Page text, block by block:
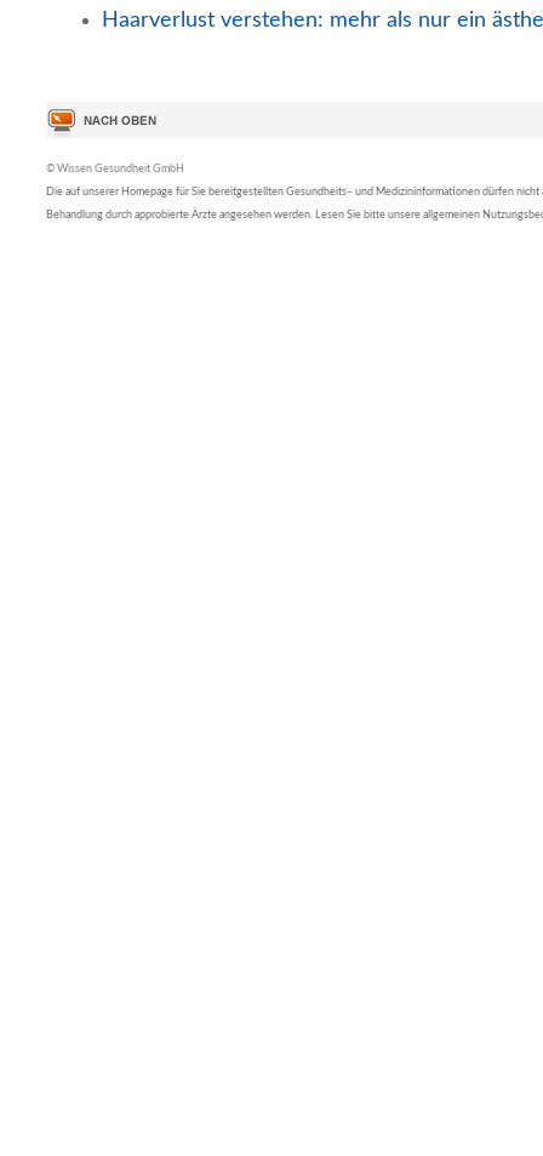
Haarverlust verstehen: mehr als nur ein
© Wissen Gesundheit GmbH
Die auf unserer Homepage für Sie bereitgestellten Gesundheits– und Medizininformationen dürfen nicht
Behandlung durch approbierte Ärzte angesehen werden. Lesen Sie bitte unsere allgemeinen